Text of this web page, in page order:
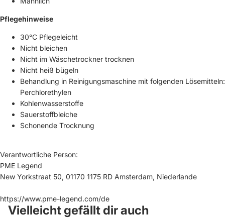
Pflegehinweise
30°C Pflegeleicht
Nicht bleichen
Nicht im Wäschetrockner trocknen
Nicht heiß bügeln
Behandlung in Reinigungsmaschine mit folgenden Lösemitteln:
Perchlorethylen
Kohlenwasserstoffe
Sauerstoffbleiche
Schonende Trocknung
Verantwortliche Person:
PME Legend
New Yorkstraat 50, 01170 1175 RD Amsterdam, Niederlande
https://www.pme-legend.com/de
Vielleicht gefällt dir auch